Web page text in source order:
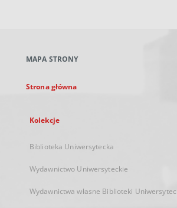
karcie
MAPA STRONY
Strona główna
Kolekcje
Biblioteka Uniwersytecka
Wydawnictwo Uniwersyteckie
Wydawnictwa własne Biblioteki